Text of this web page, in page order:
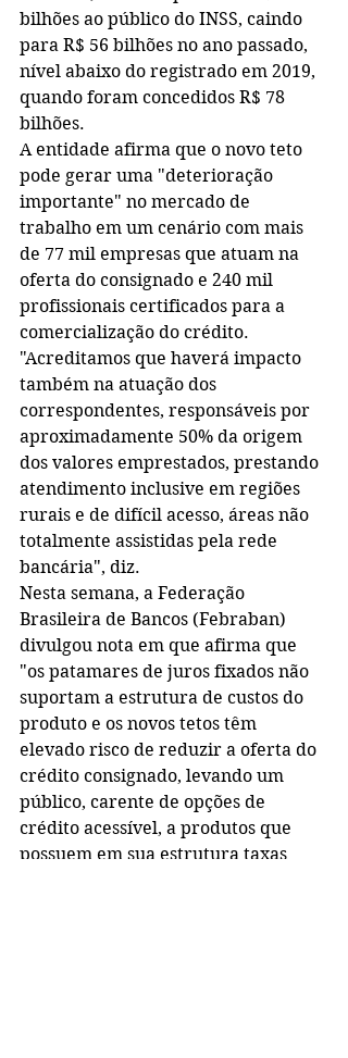
bilhões ao público do INSS, caindo
para R$ 56 bilhões no ano passado,
nível abaixo do registrado em 2019,
quando foram concedidos R$ 78
bilhões.
A entidade afirma que o novo teto
pode gerar uma "deterioração
importante" no mercado de
trabalho em um cenário com mais
de 77 mil empresas que atuam na
oferta do consignado e 240 mil
profissionais certificados para a
comercialização do crédito.
"Acreditamos que haverá impacto
também na atuação dos
correspondentes, responsáveis por
aproximadamente 50% da origem
dos valores emprestados, prestando
atendimento inclusive em regiões
rurais e de difícil acesso, áreas não
totalmente assistidas pela rede
bancária", diz.
Nesta semana, a Federação
Brasileira de Bancos (Febraban)
divulgou nota em que afirma que
"os patamares de juros fixados não
suportam a estrutura de custos do
produto e os novos tetos têm
elevado risco de reduzir a oferta do
crédito consignado, levando um
público, carente de opções de
crédito acessível, a produtos que
possuem em sua estrutura taxas